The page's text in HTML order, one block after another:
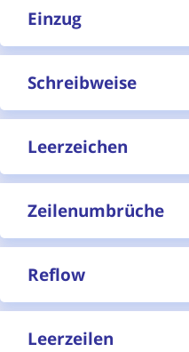
Einzug
Schreibweise
Leerzeichen
Zeilenumbrüche
Reflow
Leerzeilen